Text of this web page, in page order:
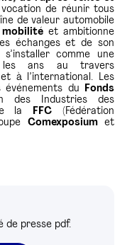
vocation de réunir tous
de valeur automobile
et ambitionne
échanges et de son
s’installer comme une
ans au travers
à l’international. Les
événements du Fonds
des Industries des
la FFC (Fédération
Comexposium et
de presse pdf.